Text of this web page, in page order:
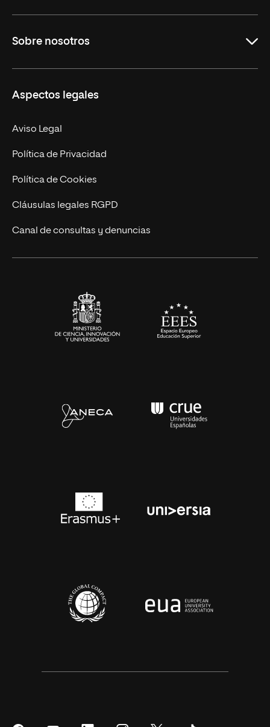
Másteres Oficiales
Doctorados
Experto Universitario
Postgrados
Cursos Universitarios
Sobre nosotros
Facultades
Nuestro Equipo
Trabaja en UNIR
Actualidad
UNIR Revista
Eventos
Aspectos legales
Aviso Legal
Política de Privacidad
Política de Cookies
Cláusulas legales RGPD
Canal de consultas y denuncias